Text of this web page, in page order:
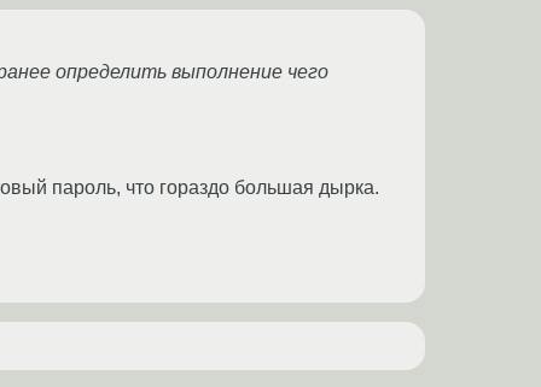
определить выполнение чего
пароль, что гораздо большая дырка.